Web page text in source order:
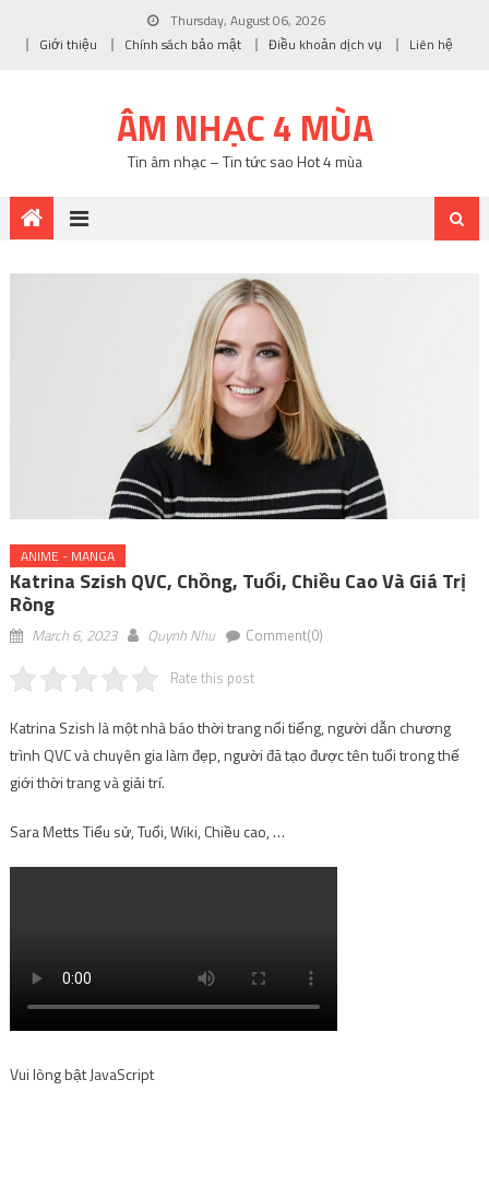
Thursday, August 06, 2026
Giới thiệu
Chính sách bảo mật Điều khoản dịch vụ Liên hệ
ÂM NHẠC 4 MÙA
Tin âm nhạc – Tin tức sao Hot 4 mùa
ANIME - MANGA
Katrina Szish QVC, Chồng, Tuổi, Chiều Cao Và Giá Trị
Ròng
March 6, 2023 Quynh Nhu Comment(0)
Rate this post
Katrina Szish là một nhà báo thời trang nổi tiếng, người dẫn chương
trình QVC và chuyên gia làm đẹp, người đã tạo được tên tuổi trong thế
giới thời trang và giải trí.
Sara Metts Tiểu sử, Tuổi, Wiki, Chiều cao, …
Vui lòng bật JavaScript